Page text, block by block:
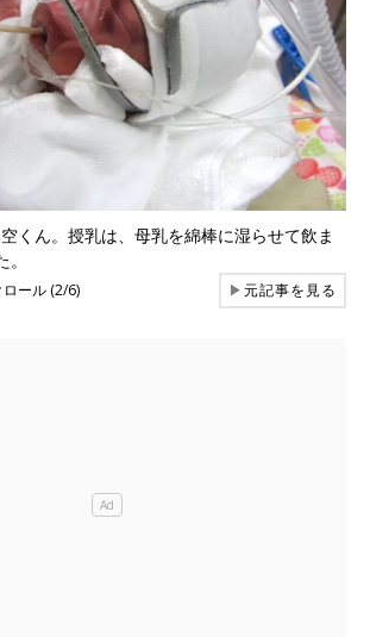
くん。授乳は、母乳を綿棒に湿らせて飲ま
ール (2/6) ▶元記事を見る